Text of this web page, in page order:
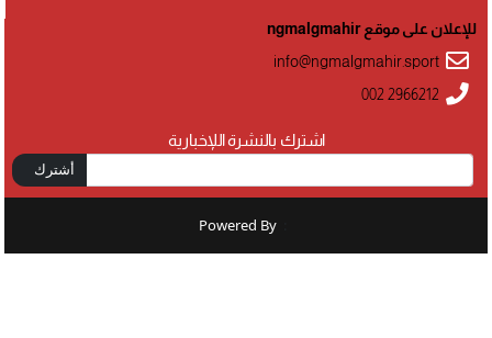
اشترك بالنشرة اللإخبارية
أشترك
للإعلان على موقع ngmalgmahir
info@ngmalgmahir.sport
002 2966212
Powered By